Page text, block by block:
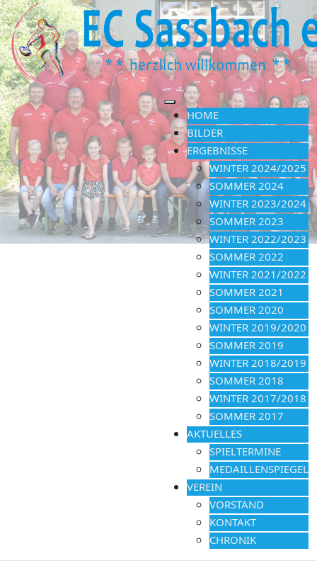
HOME
BILDER
ERGEBNISSE
WINTER 2024/2025
SOMMER 2024
WINTER 2023/2024
SOMMER 2023
WINTER 2022/2023
SOMMER 2022
WINTER 2021/2022
SOMMER 2021
SOMMER 2020
WINTER 2019/2020
SOMMER 2019
WINTER 2018/2019
SOMMER 2018
WINTER 2017/2018
SOMMER 2017
AKTUELLES
SPIELTERMINE
MEDAILLENSPIEGEL
VEREIN
VORSTAND
KONTAKT
CHRONIK